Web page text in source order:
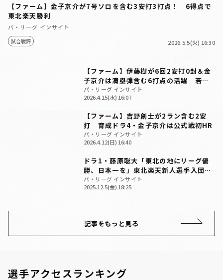
【ファーム】金子京介が7号ソロを含む3安打3打点！ 6得点で
東北楽天勝利
パ・リーグ インサイト
試合戦評 2026.5.5(火) 16:30
【ファーム】伊藤樹が6回2安打0封＆金
子京介は満塁弾含む6打点の活躍 若鷲8
連勝
パ・リーグ インサイト
2026.4.15(水) 16:07
【ファーム】吉野創士が2ラン含む2安
打 育成ドラ4・金子京介は公式戦初HR
パ・リーグ インサイト
2026.4.12(日) 16:40
ドラ1・藤原聡大「東北の地にリーグ優
勝、日本一を」東北楽天新人選手入団発
表記者会見
パ・リーグ インサイト
2025.12.5(金) 18:25
記事をもっと見る
選手アクセスランキング